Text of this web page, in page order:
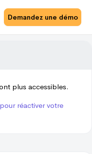
Demandez une démo
plus accessibles.
réactiver votre